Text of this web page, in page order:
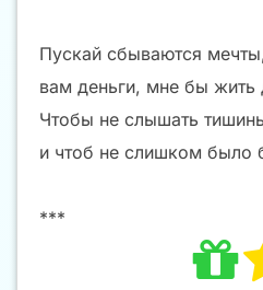
Пускай сбываются
вам деньги, мне бы жить
Чтобы не слышать
и чтоб не слишком было
***